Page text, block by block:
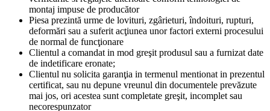
montaj impuse de producător
Piesa prezintă urme de lovituri, zgârieturi, îndoituri, rupturi,
deformări sau a suferit acţiunea unor factori externi procesului
de normal de funcţionare
Clientul a comandat in mod greşit produsul sau a furnizat date
de indetificare eronate;
Clientul nu solicita garanţia in termenul mentionat in prezentul
certificat, sau nu depune vreunul din documentele prevăzute
mai jos, ori acestea sunt completate greşit, incomplet sau
necorespunzator